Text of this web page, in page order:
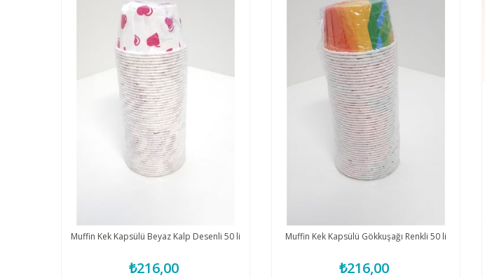
Muffin Kek Kapsülü Beyaz Kalp Desenli 50 li
₺216,00
Muffin Kek Kapsülü Gökkuşağı Renkli 50 li
₺216,00